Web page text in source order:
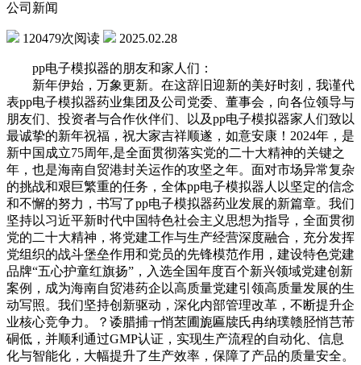
公司新闻
120479次阅读 2025.02.28
pp电子模拟器的朋友和家人们：
新年伊始，万象更新。在这辞旧迎新的美好时刻，我谨代
表pp电子模拟器药业集团及公司党委、董事会，向各位领导与
朋友们、投资者与合作伙伴们、以及pp电子模拟器家人们致以
最诚挚的新年祝福，祝大家吉祥顺遂，如意安康！2024年，是
新中国成立75周年,是全面贯彻落实党的二十大精神的关键之
年，也是海南自贸港封关运作的攻坚之年。面对市场异常复杂
的挑战和艰巨繁重的任务，全体pp电子模拟器人以坚定的信念
和不懈的努力，书写了pp电子模拟器药业发展的新篇章。我们
坚持以习近平新时代中国特色社会主义思想为指导，全面贯彻
党的二十大精神，将党建工作与生产经营深度融合，充分发挥
党组织的战斗堡垒作用和党员的先锋模范作用，建设特色党建
品牌“五心护童红旗扬”，入选全国年度百个新兴领域党建创新
案例，成为海南自贸港药企以高质量党建引领高质量发展的生
动写照。我们坚持创新驱动，深化内部管理改革，不断提升企
业核心竞争力。？诿腊捕┲悄苤圃旎匾牍氏冉纳璞赣胫悄芑芾
硐低，并顺利通过GMP认证，实现生产流程的自动化、信息
化与智能化，大幅提升了生产效率，保障了产品的质量安全。